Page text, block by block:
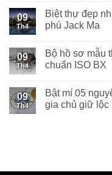
09
Th4
Biệt thự đẹp
phú Jack Ma
09
Th4
Bộ hồ sơ mẫu
chuẩn ISO BX
09
Th4
Bật mí 05
gia chủ giữ lộc